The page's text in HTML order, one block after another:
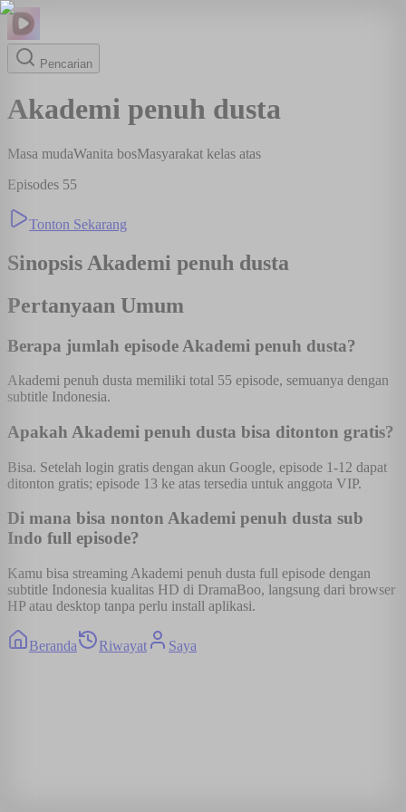
Pencarian
Akademi penuh dusta
Masa mudaWanita bosMasyarakat kelas atas
Episodes 55
Tonton Sekarang
Sinopsis Akademi penuh dusta
Pertanyaan Umum
Berapa jumlah episode Akademi penuh dusta?
Akademi penuh dusta memiliki total 55 episode, semuanya dengan
subtitle Indonesia.
Apakah Akademi penuh dusta bisa ditonton gratis?
Bisa. Setelah login gratis dengan akun Google, episode 1-12 dapat
ditonton gratis; episode 13 ke atas tersedia untuk anggota VIP.
Di mana bisa nonton Akademi penuh dusta sub
Indo full episode?
Kamu bisa streaming Akademi penuh dusta full episode dengan
subtitle Indonesia kualitas HD di DramaBoo, langsung dari browser
HP atau desktop tanpa perlu install aplikasi.
Beranda Riwayat Saya